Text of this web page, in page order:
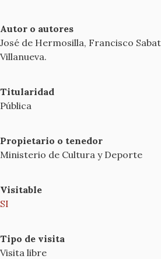
Autor o autores
José de Hermosilla, Francisco
Villanueva.
Titularidad
Pública
Propietario o tenedor
Ministerio de Cultura y Deporte
Visitable
SI
Tipo de visita
Visita libre